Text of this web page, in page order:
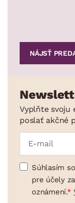
NÁJSŤ
Vyplňte svoju
poslať akčné
Súhlasím
pre účely
oznámení.